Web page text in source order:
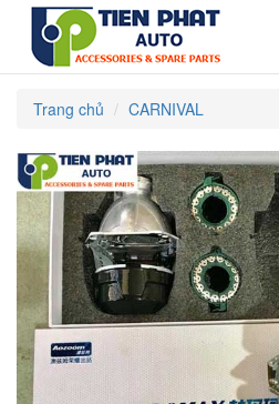
Trang chủ CARNIVAL